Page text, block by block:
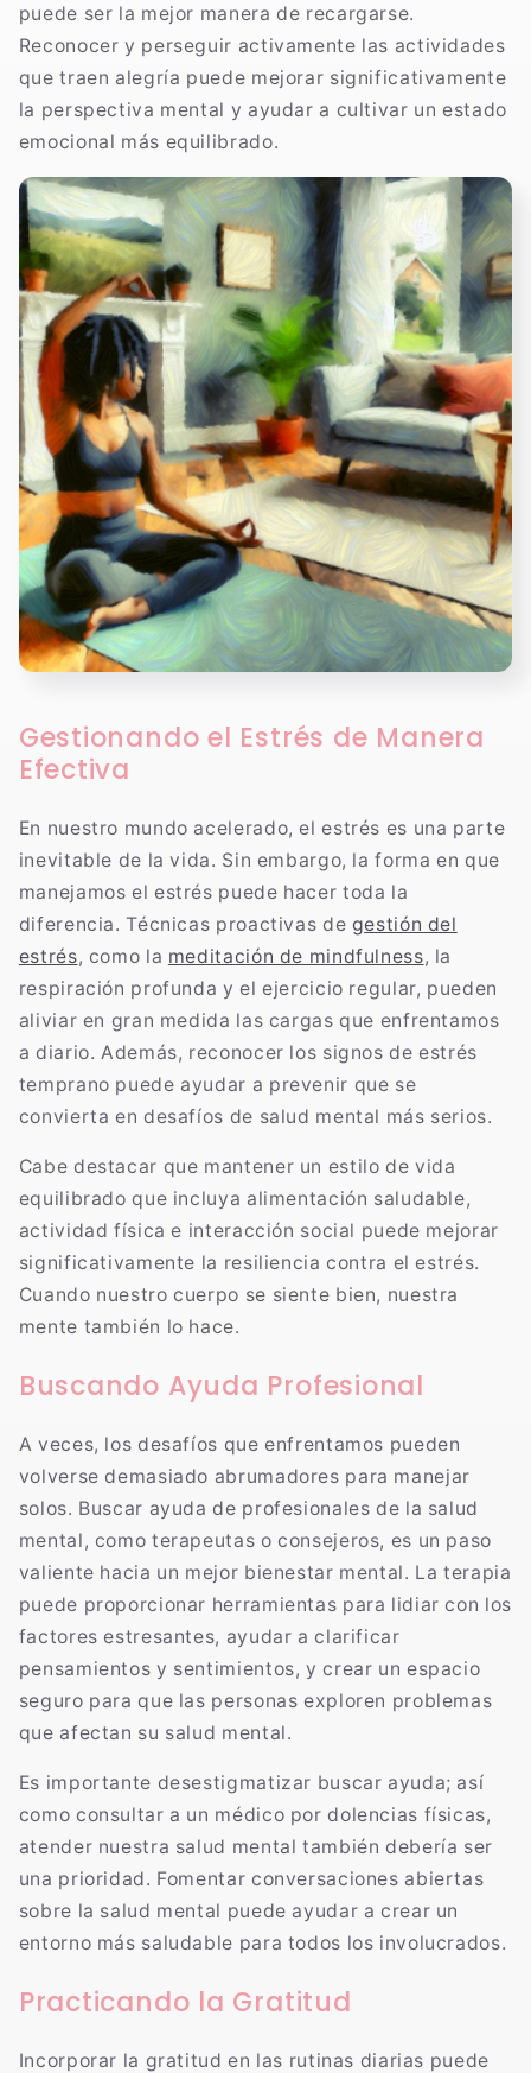
puede ser la mejor manera de recargarse.
Reconocer y perseguir activamente las actividades
que traen alegría puede mejorar significativamente
la perspectiva mental y ayudar a cultivar un estado
emocional más equilibrado.
Gestionando el Estrés de Manera
Efectiva
En nuestro mundo acelerado, el estrés es una parte
inevitable de la vida. Sin embargo, la forma en que
manejamos el estrés puede hacer toda la
diferencia. Técnicas proactivas de gestión del
estrés, como la meditación de mindfulness, la
respiración profunda y el ejercicio regular, pueden
aliviar en gran medida las cargas que enfrentamos
a diario. Además, reconocer los signos de estrés
temprano puede ayudar a prevenir que se
convierta en desafíos de salud mental más serios.
Cabe destacar que mantener un estilo de vida
equilibrado que incluya alimentación saludable,
actividad física e interacción social puede mejorar
significativamente la resiliencia contra el estrés.
Cuando nuestro cuerpo se siente bien, nuestra
mente también lo hace.
Buscando Ayuda Profesional
A veces, los desafíos que enfrentamos pueden
volverse demasiado abrumadores para manejar
solos. Buscar ayuda de profesionales de la salud
mental, como terapeutas o consejeros, es un paso
valiente hacia un mejor bienestar mental. La terapia
puede proporcionar herramientas para lidiar con los
factores estresantes, ayudar a clarificar
pensamientos y sentimientos, y crear un espacio
seguro para que las personas exploren problemas
que afectan su salud mental.
Es importante desestigmatizar buscar ayuda; así
como consultar a un médico por dolencias físicas,
atender nuestra salud mental también debería ser
una prioridad. Fomentar conversaciones abiertas
sobre la salud mental puede ayudar a crear un
entorno más saludable para todos los involucrados.
Practicando la Gratitud
Incorporar la gratitud en las rutinas diarias puede